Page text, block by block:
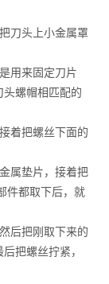
刀头上小金属罩
用来固定刀片
螺帽相匹配的
着把螺丝下面的
属垫片，接着把
件都取下后，就
后把刚取下来的
把螺丝拧紧，